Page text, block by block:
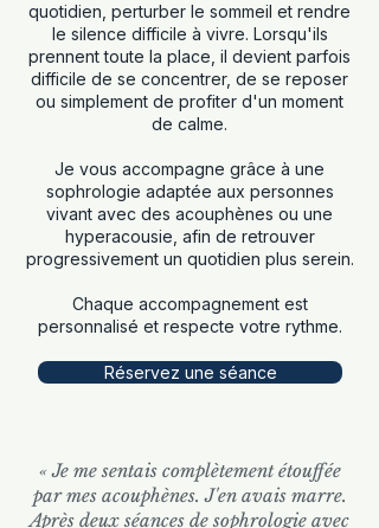
quotidien, perturber le sommeil et rendre
le silence difficile à vivre. Lorsqu'ils
prennent toute la place, il devient parfois
difficile de se concentrer, de se reposer
ou simplement de profiter d'un moment
de calme.
Je vous accompagne grâce à une
sophrologie adaptée aux personnes
vivant avec des acouphènes ou une
hyperacousie, afin de retrouver
progressivement un quotidien plus serein.
Chaque accompagnement est
personnalisé et respecte votre rythme.
Réservez une séance
« Je me sentais complètement étouffée
par mes acouphènes. J'en avais marre.
Après deux séances de sophrologie avec